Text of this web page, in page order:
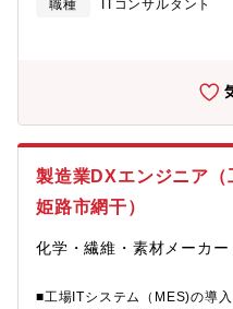
職2名・係長2名・派遣社員2
ト技術の基盤と医療の知見が
得し、海外へも展開を図って
す。【キャリアパス】・会社
することで当社の効率化に裁
す。【働き方】・平均残業30
職種
ITコンサルタント
製造業DXエンジニア
姫路市網干）
化学・繊維・素材メーカー
■工場ITシステム（MES)の導